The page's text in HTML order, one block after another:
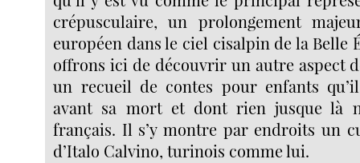
crépusculaire, un prolongement
européen dans le ciel cisalpin de la Belle
offrons ici de découvrir un autre aspect
un recueil de contes pour enfants
avant sa mort et dont rien jusque là
français. Il s’y montre par endroits un
d’Italo Calvino, turinois comme lui.